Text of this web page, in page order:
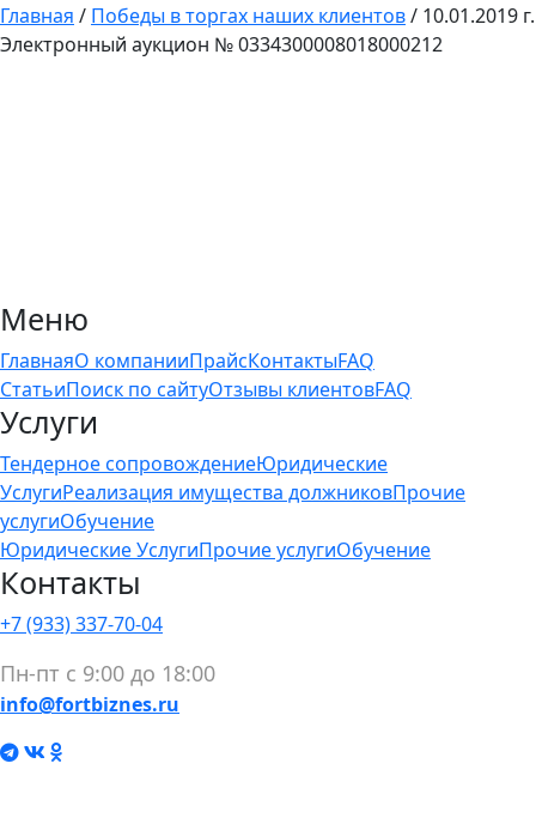
Главная / Победы в торгах наших клиентов/ 10.01.2019 г.
Электронный аукцион № 0334300008018000212
Меню
ГлавнаяО компанииПрайсКонтактыFAQ
СтатьиПоиск по сайтуОтзывы клиентовFAQ
Услуги
Тендерное сопровождениеЮридические
УслугиРеализация имущества должниковПрочие
услугиОбучение
Юридические УслугиПрочие услугиОбучение
Контакты
+7 (933) 337-70-04
Пн-пт с 9:00 до 18:00
info@fortbiznes.ru